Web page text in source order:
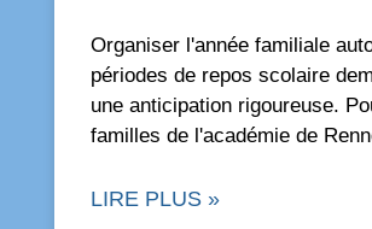
Organiser l'année familiale
périodes de repos scolaire
une anticipation rigoureuse.
familles de l'académie de
LIRE PLUS »